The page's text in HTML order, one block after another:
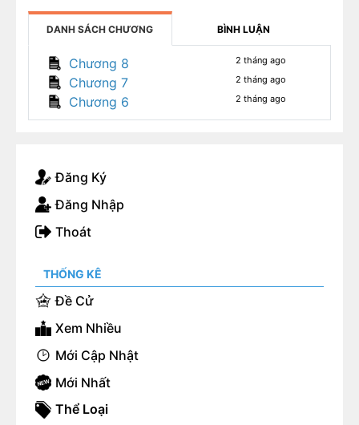
DANH SÁCH CHƯƠNG BÌNH LUẬN
Chương 8 2 tháng ago
Chương 7 2 tháng ago
Chương 6 2 tháng ago
Đăng Ký
Đăng Nhập
Thoát
THỐNG KÊ
Đề Cử
Xem Nhiều
Mới Cập Nhật
Mới Nhất
Thể Loại